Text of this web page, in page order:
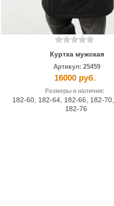
Куртка мужская
Артикул:25459
16000 руб.
Размеры в наличии:
182-60, 182-64, 182-66, 182-70,
182-76